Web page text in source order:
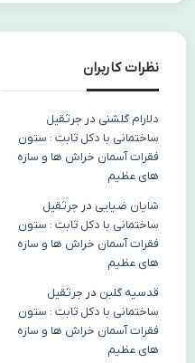
نظرات کاربران
دلارام گلشنی در جرثقیل
ساختمانی با دکل ثابت : ستون
فقرات آسمان خراش ها و سازه
های عظیم
شایان ضیایی در جرثقیل
ساختمانی با دکل ثابت : ستون
فقرات آسمان خراش ها و سازه
های عظیم
قدسیه گلبن در جرثقیل
ساختمانی با دکل ثابت : ستون
فقرات آسمان خراش ها و سازه
های عظیم